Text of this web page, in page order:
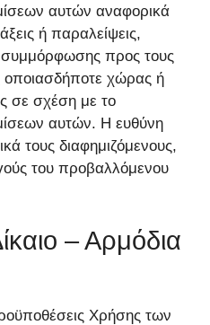
αυτών αναφορικά
ή παραλείψεις,
συμμόρφωσης προς τους
οποιασδήποτε χώρας ή
σε σχέση με το
αυτών. Η ευθύνη
τους διαφημιζόμενους,
του προβαλλόμενου
– Αρμόδια
Χρήσης των